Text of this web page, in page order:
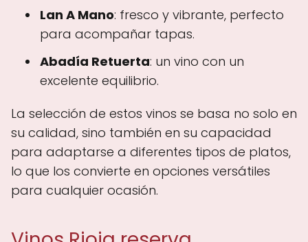
Lan A Mano: fresco y vibrante, perfecto
para acompañar tapas.
Abadía Retuerta: un vino con un
excelente equilibrio.
La selección de estos vinos se basa no solo en
su calidad, sino también en su capacidad
para adaptarse a diferentes tipos de platos,
lo que los convierte en opciones versátiles
para cualquier ocasión.